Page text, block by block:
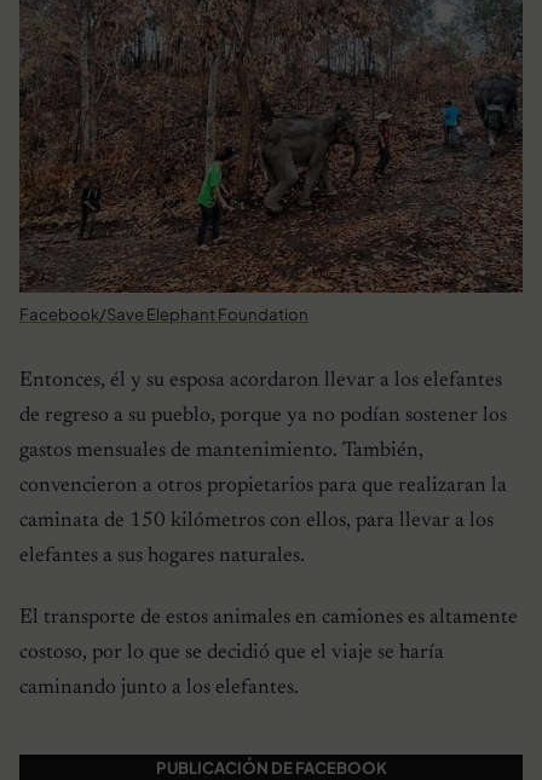
Facebook/Save Elephant Foundation
Entonces, él y su esposa acordaron llevar a los elefantes
de regreso a su pueblo, porque ya no podían sostener los
gastos mensuales de mantenimiento. También,
convencieron a otros propietarios para que realizaran la
caminata de 150 kilómetros con ellos, para llevar a los
elefantes a sus hogares naturales.
El transporte de estos animales en camiones es altamente
costoso, por lo que se decidió que el viaje se haría
caminando junto a los elefantes.
PUBLICACIÓN DE FACEBOOK